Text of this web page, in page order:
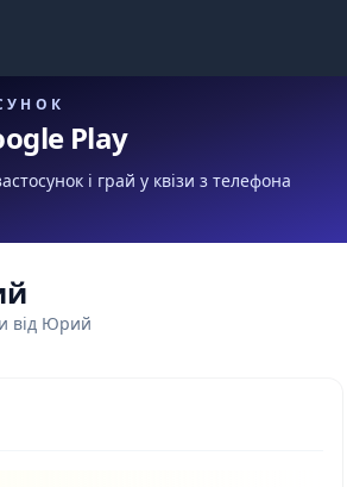
Play
і грай у квізи з телефона
від Юрий